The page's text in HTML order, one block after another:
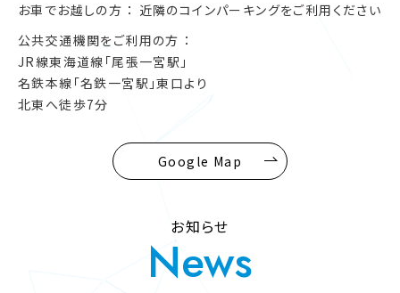
お車でお越しの方
近隣のコインパーキングをご利用ください
公共交通機関をご利用の方
JR線東海道線「尾張一宮駅」
名鉄本線「名鉄一宮駅」東口より
北東へ徒歩7分
Google Map
お知らせ
News